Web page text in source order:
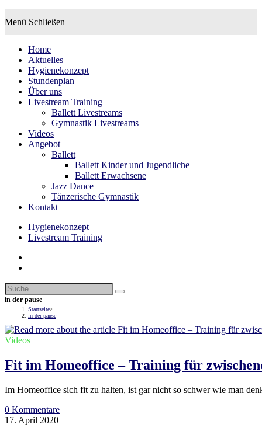
Menü Schließen
Home
Aktuelles
Hygienekonzept
Stundenplan
Über uns
Livestream Training
Ballett Livestreams
Gymnastik Livestreams
Videos
Angebot
Ballett
Ballett Kinder und Jugendliche
Ballett Erwachsene
Jazz Dance
Tänzerische Gymnastik
Kontakt
Hygienekonzept
Livestream Training
in der pause
Startseite>
in der pause
Videos
Fit im Homeoffice – Training für
Im Homeoffice sich fit zu halten, ist gar nicht so schwer wie man
0 Kommentare
17. April 2020